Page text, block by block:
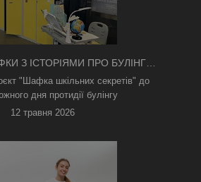
З ІСТОРІЯМИ ПРО БУЛІНГ
В КИЄВІ
"Шафка шкільних секретів" до
дня протидії булінгу
12 травня 2026